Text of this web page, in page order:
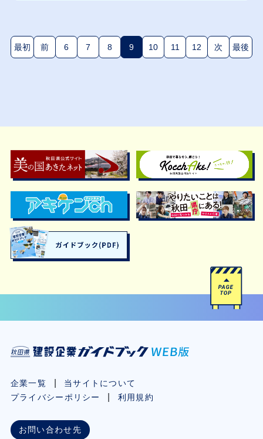
最初 前 6 7 8 9(現在のページ)
10 11 12 次 最後
企業一覧
当サイトについて
プライバシーポリシー
利用規約
お問い合わせ先